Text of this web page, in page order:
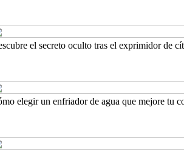
el secreto oculto tras el exprimidor de
elegir un enfriador de agua que mejore tu